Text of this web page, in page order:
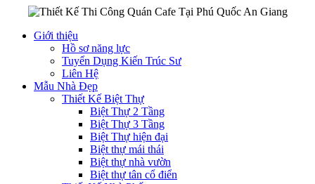
Giới thiệu
Hồ sơ năng lực
Tuyển Dụng Kiến Trúc Sư
Liên Hệ
Mẫu Nhà Đẹp
Thiết Kế Biệt Thự
Biệt Thự 2 Tầng
Biệt Thự 3 Tầng
Biệt Thự hiện đại
Biệt thự mái thái
Biệt thự nhà vườn
Biệt thự tân cổ điển